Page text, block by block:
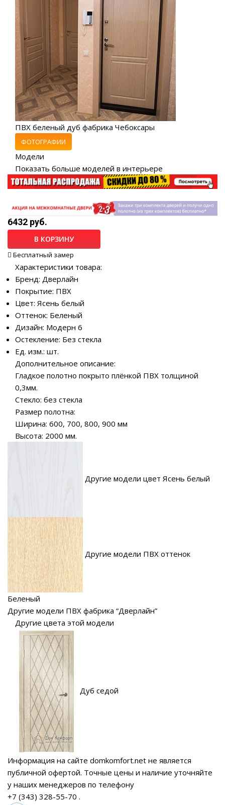
ПВХ беленый дуб фабрика Чебоксары
ФОТОГРАФИИ
Модели
Показать больше моделей в интерьере
6432 руб.
В КОРЗИНУ
Бесплатный замер
Характеристики товара:
Бренд: Дверлайн
Покрытие: ПВХ
Цвет: Ясень белый
Оттенок: Беленый
Дизайн: Модерн 6
Остекление: Без стекла
Ед. изм.: шт.
Дополнительное описание:
Гладкое полотно покрыто плёнкой ПВХ толщиной
0,3мм.
Стекло: без стекла
Размер полотна:
Ширина: 600, 700, 800, 900 мм
Высота: 2000 мм.
Другие модели цвет Ясень белый
Другие модели ПВХ оттенок
Беленый
Другие модели ПВХ фабрика “Дверлайн”
Другие цвета этой модели
Дуб седой
Информация на сайте domkomfort.net не является
публичной офертой. Точные цены и наличие уточняйте
у наших менеджеров по телефону
+7 (343) 328-55-70 .